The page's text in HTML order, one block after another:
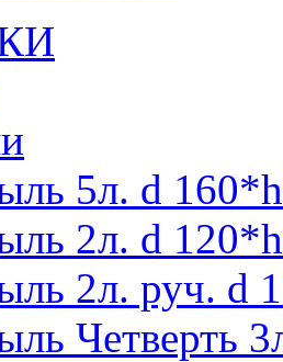
5л. d
2л. d
2л. руч. d
Четверть